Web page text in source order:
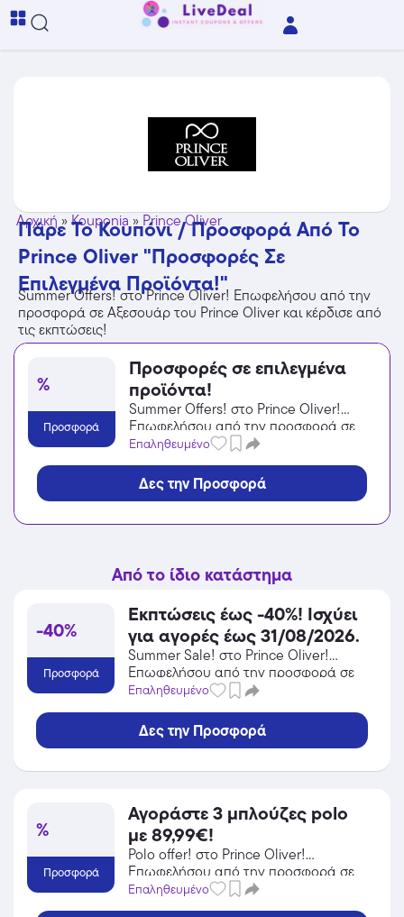
Αρχική »Kouponia » Prince Oliver
Πάρε Το Κουπόνι / Προσφορά Από Το
Prince Oliver "Προσφορές Σε
Επιλεγμένα Προϊόντα!"
Summer Offers! στο Prince Oliver! Επωφελήσου από την
προσφορά σε Αξεσουάρ του Prince Oliver και κέρδισε από
τις εκπτώσεις!
%
Προσφορά
Προσφορές σε επιλεγμένα
προϊόντα!
Summer Offers! στο Prince Oliver!
Επωφελήσου από την προσφορά σε
Αξεσουάρ του Prince Oliver και
κέρδισε από τις εκπτώσεις!
Επαληθευμένο
Δες την Προσφορά
Από το ίδιο κατάστημα
-40%
Προσφορά
Εκπτώσεις έως -40%! Ισχύει
για αγορές έως 31/08/2026.
Summer Sale! στο Prince Oliver!
Επωφελήσου από την προσφορά σε
Αξεσουάρ του Prince Oliver και
Επαληθευμένο
Δες την Προσφορά
%
Προσφορά
Αγοράστε 3 μπλούζες polo
με 89,99€!
Polo offer! στο Prince Oliver!
Επωφελήσου από την προσφορά σε
Ένδυση του Prince Oliver και κέρδισε
από τις εκπτώσεις!
Επαληθευμένο